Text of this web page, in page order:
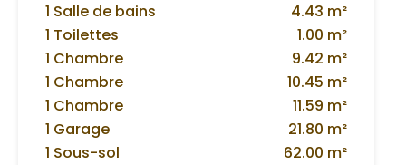
1 Salle de bains
4.43 m²
1 Toilettes
1.00 m²
1 Chambre
9.42 m²
1 Chambre
10.45 m²
1 Chambre
11.59 m²
1 Garage
21.80 m²
1 Sous-sol
62.00 m²